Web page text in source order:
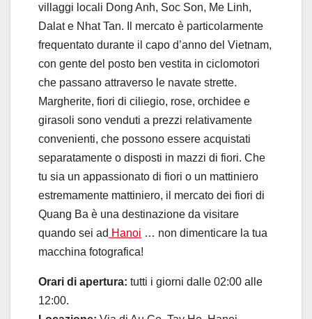
villaggi locali Dong Anh, Soc Son, Me Linh,
Dalat e Nhat Tan. Il mercato è particolarmente
frequentato durante il capo d’anno del Vietnam,
con gente del posto ben vestita in ciclomotori
che passano attraverso le navate strette.
Margherite, fiori di ciliegio, rose, orchidee e
girasoli sono venduti a prezzi relativamente
convenienti, che possono essere acquistati
separatamente o disposti in mazzi di fiori. Che
tu sia un appassionato di fiori o un mattiniero
estremamente mattiniero, il mercato dei fiori di
Quang Ba è una destinazione da visitare
quando sei ad Hanoi … non dimenticare la tua
macchina fotografica!
Orari di apertura: tutti i giorni dalle 02:00 alle
12:00.